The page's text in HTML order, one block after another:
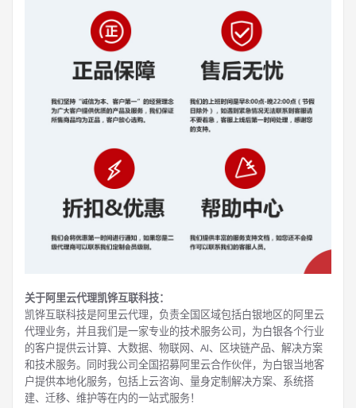
关于阿里云代理凯铧互联科技：
凯铧互联科技是阿里云代理，负责全国区域包括白银地区的阿里云
代理业务，并且我们是一家专业的技术服务公司，为白银各个行业
的客户提供云计算、大数据、物联网、AI、区块链产品、解决方案
和技术服务。同时我公司全国招募阿里云合作伙伴，为白银当地客
户提供本地化服务，包括上云咨询、量身定制解决方案、系统搭
建、迁移、维护等在内的一站式服务！